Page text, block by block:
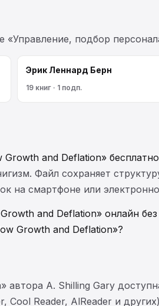
«Управление, подбор
Эрик Леннард Берн
19 книг · 1 подп.
and Deflation»
Файл сохраняет
на смартфоне или
and Deflation» онлайн без
Growth and Deflation»?
автора A. Shilling Gary
Cool Reader, AlReader и